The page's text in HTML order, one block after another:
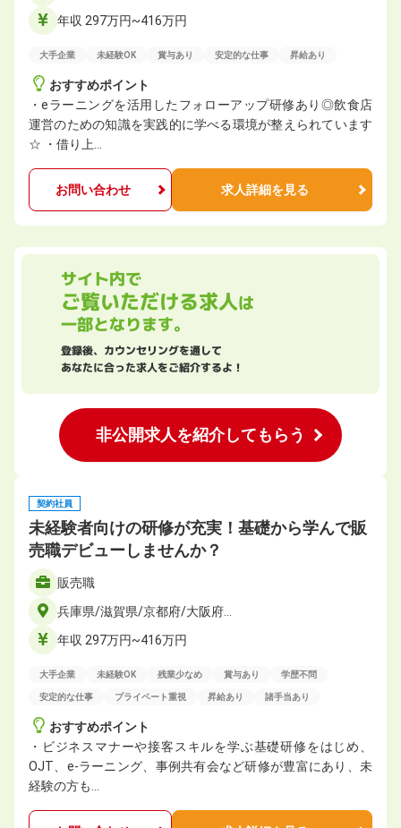
年収 297万円~416万円
大手企業 未経験OK 賞与あり 安定的な仕事 昇給あり
おすすめポイント
・eラーニングを活用したフォローアップ研修あり◎飲食店
運営のための知識を実践的に学べる環境が整えられています
☆ ・借り上…
お問い合わせ 求人詳細を見る
サイト内で
ご覧いただける求人は
一部となります。
登録後、カウンセリングを通して
あなたに合った求人をご紹介するよ！
非公開求人を紹介してもらう
契約社員
未経験者向けの研修が充実！基礎から学んで販
売職デビューしませんか？
販売職
兵庫県/滋賀県/京都府/大阪府…
年収 297万円~416万円
大手企業 未経験OK 残業少なめ 賞与あり 学歴不問
安定的な仕事 プライベート重視 昇給あり 諸手当あり
おすすめポイント
・ビジネスマナーや接客スキルを学ぶ基礎研修をはじめ、
OJT、e-ラーニング、事例共有会など研修が豊富にあり、未
経験の方も…